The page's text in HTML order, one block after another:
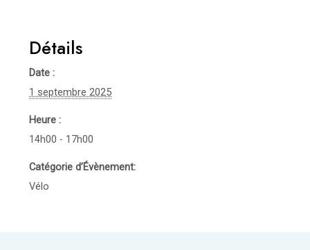
Détails
Date :
1 septembre 2025
Heure :
14h00 - 17h00
Catégorie d’Évènement:
Vélo